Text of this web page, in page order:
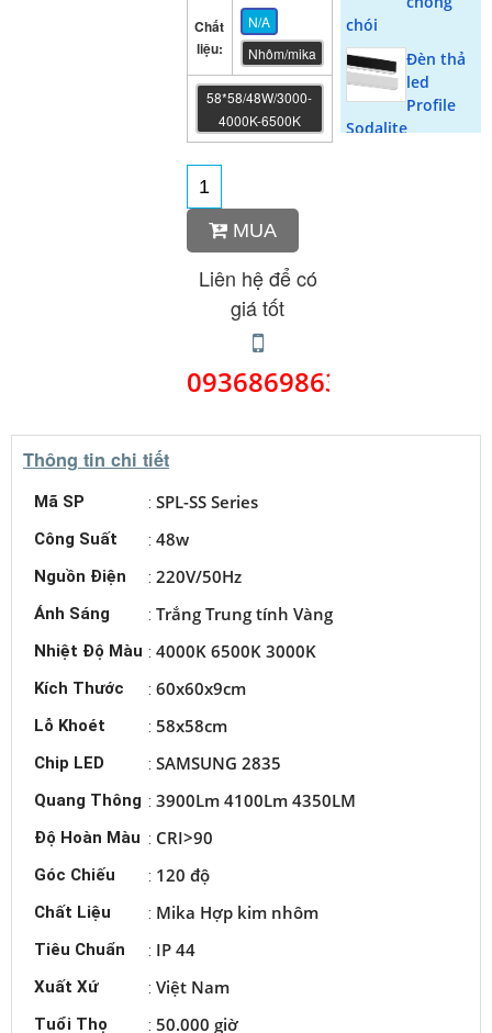
Chất
liệu:
N/A
Nhôm/mika
58*58/48W/3000-
4000K-6500K
MUA
Liên hệ để có
giá tốt
0936869863
chói
Đèn thả
led
Profile
Sodalite
Panel
600x600/48W.
Thông tin chi tiết
Mã SP : SPL-SS Series
Công Suất : 48w
Nguồn Điện : 220V/50Hz
Ánh Sáng : Trắng Trung tính Vàng
Nhiệt Độ Màu : 4000K 6500K 3000K
Kích Thước : 60x60x9cm
Lỗ Khoét : 58x58cm
Chip LED : SAMSUNG 2835
Quang Thông : 3900Lm 4100Lm 4350LM
Độ Hoàn Màu : CRI>90
Góc Chiếu : 120 độ
Chất Liệu : Mika Hợp kim nhôm
Tiêu Chuẩn : IP 44
Xuất Xứ : Việt Nam
Tuổi Thọ : 50.000 giờ